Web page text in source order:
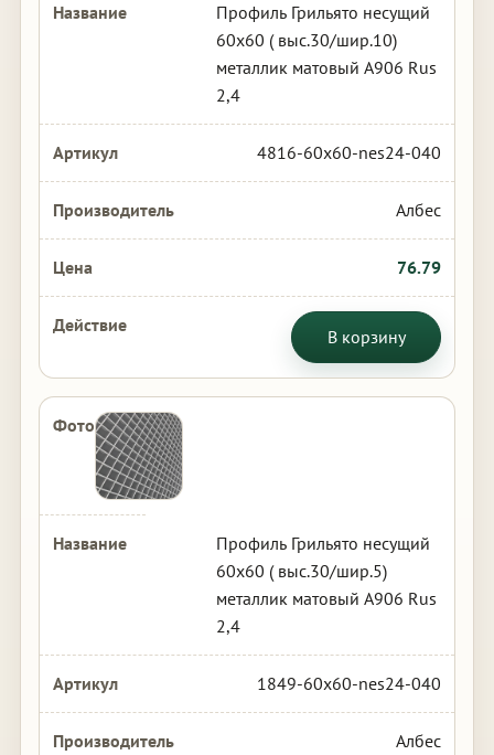
Профиль Грильято несущий
60х60 ( выс.30/шир.10)
металлик матовый А906 Rus
2,4
4816-60x60-nes24-040
Албес
76.79
В корзину
Профиль Грильято несущий
60х60 ( выс.30/шир.5)
металлик матовый А906 Rus
2,4
1849-60x60-nes24-040
Албес